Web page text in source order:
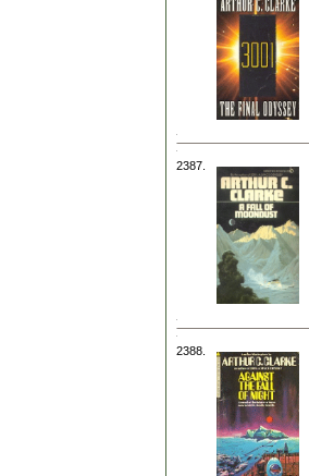
2387.
2388.